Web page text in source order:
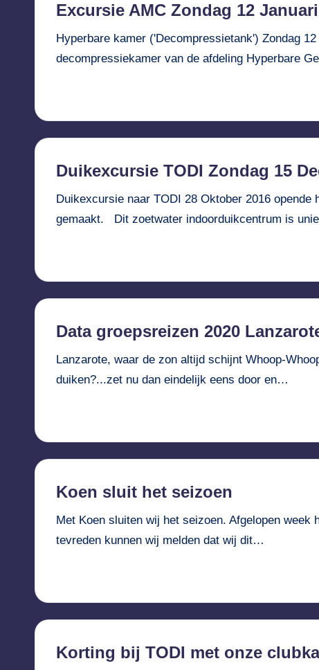
Excursie AMC Zondag 12
Hyperbare kamer ('Decompressietank') Zondag
decompressiekamer van de afdeling Hyperbare
Duikexcursie TODI Zondag 15
Duikexcursie naar TODI 28 Oktober 2016
gemaakt. Dit zoetwater indoorduikcentrum is
Data groepsreizen 2020
Lanzarote, waar de zon altijd schijnt Whoop-
duiken?...zet nu dan eindelijk eens door en…
Koen sluit het seizoen
Met Koen sluiten wij het seizoen. Afgelopen
tevreden kunnen wij melden dat wij dit…
Korting bij TODI met onze